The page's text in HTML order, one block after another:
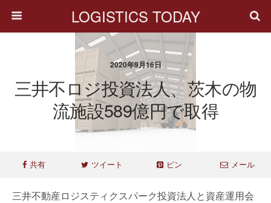
LOGISTICS TODAY
2020年9月16日
三井不ロジ投資法人、茨木の物
流施設589億円で取得
共有 ツイート ピン メール
三井不動産ロジスティクスパーク投資法人と資産運用会